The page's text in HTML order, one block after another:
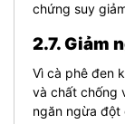
chứng suy
2.7. Giảm
Vì cà phê đen
và chất chống
ngăn ngừa đột